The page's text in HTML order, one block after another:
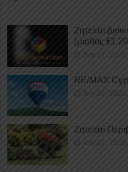
Ζητείται
(μισθός
July 27, 2026
RE/MAX
July 27, 2026
Ζητείται
July 27, 2026